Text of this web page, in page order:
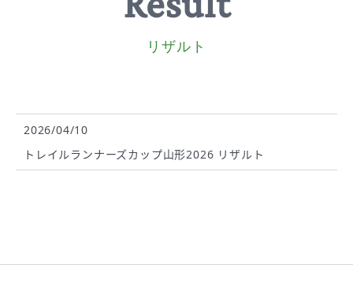
リザルト
2026/04/10
トレイルランナーズカップ山形2026 リザルト